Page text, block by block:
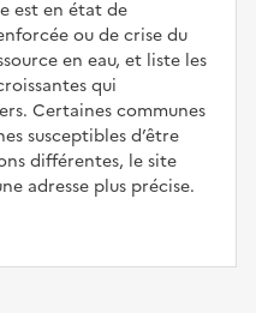
est en état de
ou de crise du
en eau, et liste les
qui
Certaines communes
susceptibles d’être
différentes, le site
adresse plus précise.